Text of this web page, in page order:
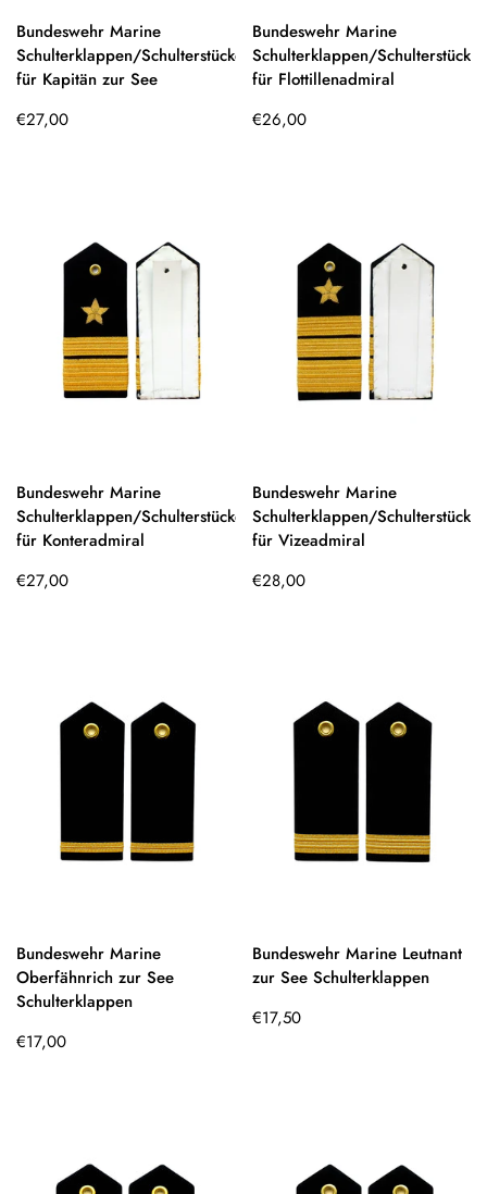
Bundeswehr Marine
Schulterklappen/Schulterstücke
für Kapitän zur See
Regulärer
€27,00
Bundeswehr Marine
Schulterklappen/Schulterstücke
für Flottillenadmiral
Regulärer
€26,00
Bundeswehr Marine
Schulterklappen/Schulterstücke
für Konteradmiral
Regulärer
€27,00
Bundeswehr Marine
Schulterklappen/Schulterstücke
für Vizeadmiral
Regulärer
€28,00
Bundeswehr Marine
Oberfähnrich zur See
Schulterklappen
Regulärer
€17,00
Bundeswehr Marine Leutnant
zur See Schulterklappen
Regulärer
€17,50